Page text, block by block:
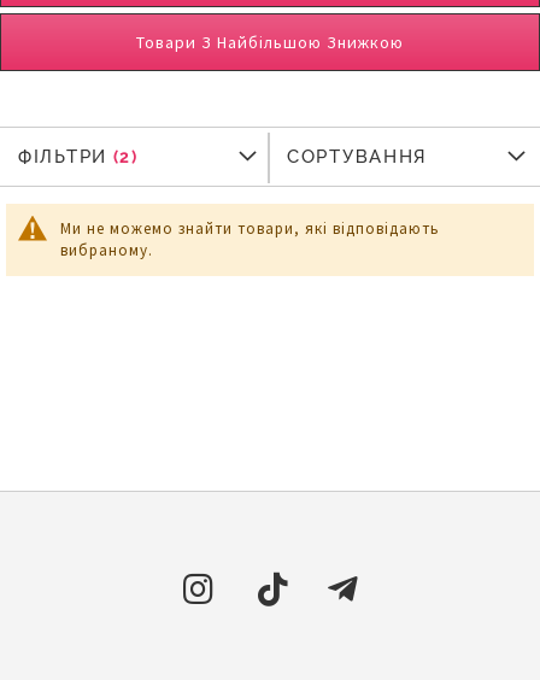
Товари З Найбільшою Знижкою
Ми не можемо знайти товари, які відповідають
вибраному.
ФІЛЬТРИ
ФІЛЬТРИ СОРТУВАННЯ